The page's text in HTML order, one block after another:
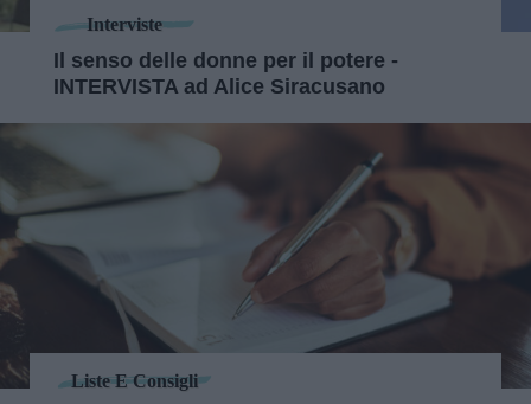
Interviste
Il senso delle donne per il potere -
INTERVISTA ad Alice Siracusano
Liste E Consigli